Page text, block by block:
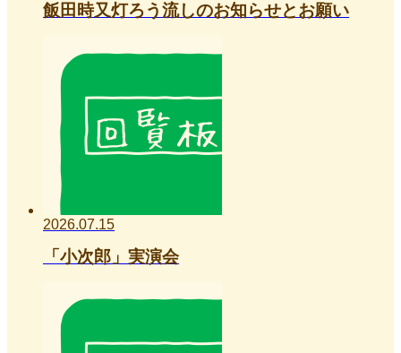
飯田時又灯ろう流しのお知らせとお願い
2026.07.15
「小次郎」実演会